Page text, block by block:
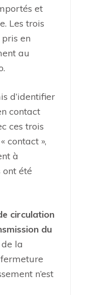
et
Les trois
en
au
d’identifier
contact
ces trois
contact »,
à
été
circulation
du
la
n’est